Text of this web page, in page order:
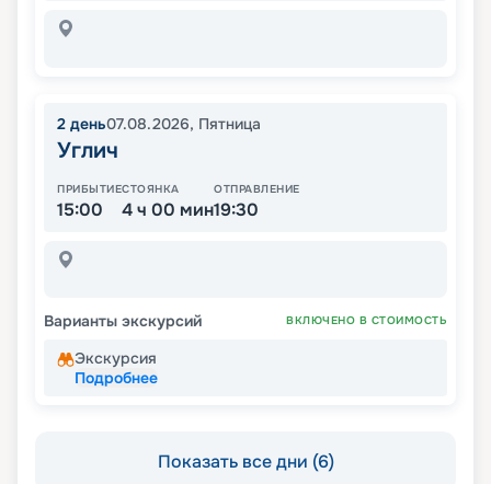
2 день07.08.2026, Пятница
Углич
ПРИБЫТИЕ
15:00
СТОЯНКА
4 ч 00 мин
ОТПРАВЛЕНИЕ
19:30
Варианты экскурсий ВКЛЮЧЕНО В СТОИМОСТЬ
Экскурсия
Подробнее
Показать все дни (6)